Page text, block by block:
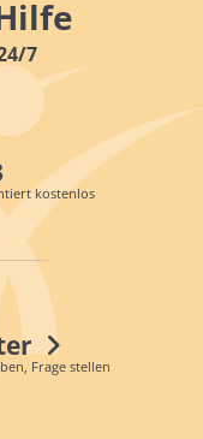
7
kostenlos
Frage stellen